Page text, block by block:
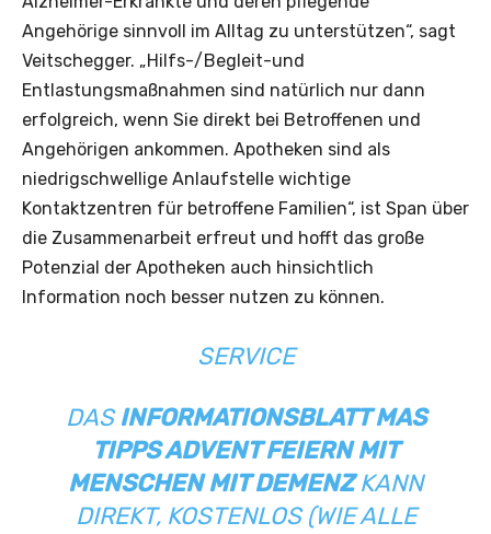
Angehörige sinnvoll im Alltag zu unterstützen“, sagt
Veitschegger. „Hilfs-/Begleit-und
Entlastungsmaßnahmen sind natürlich nur dann
erfolgreich, wenn Sie direkt bei Betroffenen und
Angehörigen ankommen. Apotheken sind als
niedrigschwellige Anlaufstelle wichtige
Kontaktzentren für betroffene Familien“, ist Span über
die Zusammenarbeit erfreut und hofft das große
Potenzial der Apotheken auch hinsichtlich
Information noch besser nutzen zu können.
SERVICE
DASINFORMATIONSBLATT MAS
TIPPS ADVENT FEIERN MIT
MENSCHEN MIT DEMENZKANN
DIREKT, KOSTENLOS (WIE ALLE